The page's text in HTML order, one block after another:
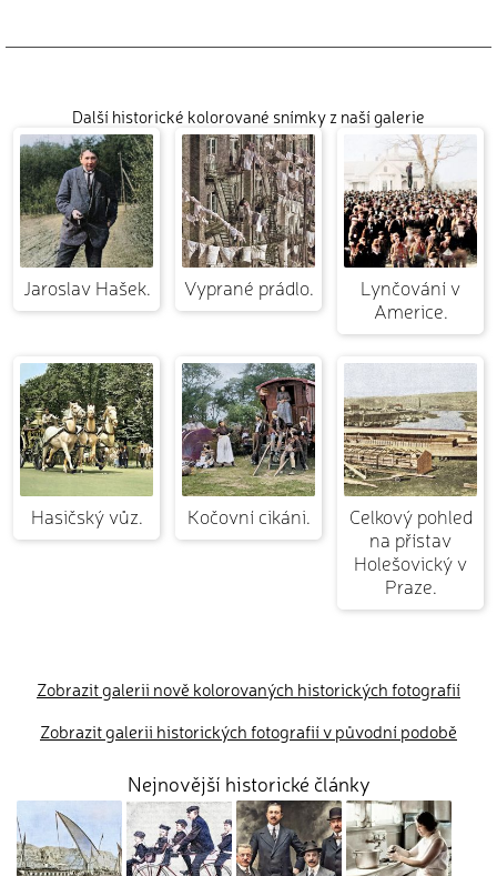
Další historické kolorované snímky z naší galerie
Jaroslav Hašek. Vyprané prádlo.
Lynčování v
Americe.
Hasičský vůz. Kočovní cikáni.
Celkový pohled
na přístav
Holešovický v
Praze.
Zobrazit galerii nově kolorovaných historických fotografií
Zobrazit galerii historických fotografií v původní podobě
Nejnovější historické články